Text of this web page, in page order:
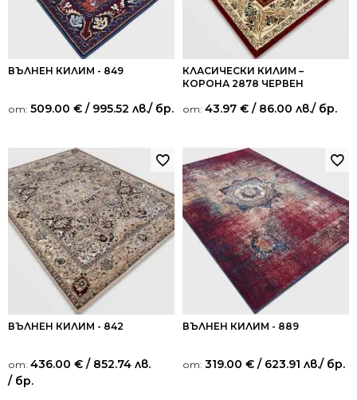
ВЪЛНЕН КИЛИМ - 849
от: 509.00 € / 995.52 лв./ бр.
КЛАСИЧЕСКИ КИЛИМ –
КОРОНА 2878 ЧЕРВЕН
от: 43.97 € / 86.00 лв./ бр.
ВЪЛНЕН КИЛИМ - 842
от: 436.00 € / 852.74 лв.
/ бр.
ВЪЛНЕН КИЛИМ - 889
от: 319.00 € / 623.91 лв./ бр.